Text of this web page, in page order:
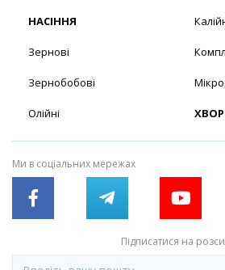
НАСІННЯ
Зернові
Зернобобові
Олійні
Ми в соціальних мережах
Підписатися на